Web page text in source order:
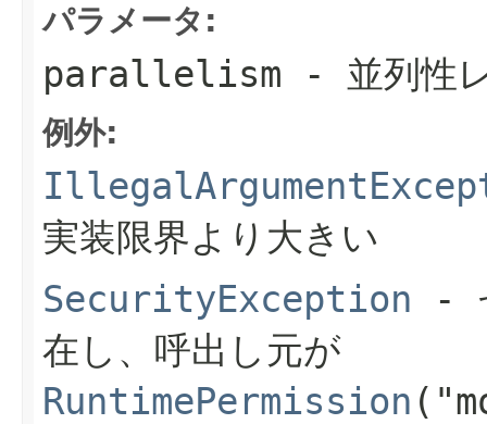
パラメータ:
parallelism - 並列性
例外:
実装限界より大きい
SecurityException -
在し、呼出し元が
RuntimePermission